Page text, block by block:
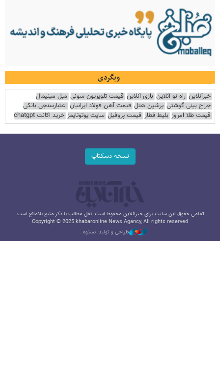
وبگردی
خبرآنلاین راه نو آنلاین بازی آنلاین قیمت تلویزیون سونی مبل مینیمال
جراح بینی گوشتی پرشین هتل قیمت آهن فولاد ایرانیان اعتبارسنجی بانکی
قیمت طلا امروز بلیط قطار قیمت پروفیل سایت یوتوتایمز خرید اکانت chatgpt
نسخه دسکتاپ
تمامی حقوق این سایت برای خبرآنلاین محفوظ است. نقل مطالب با ذکر منبع بلامانع است.
Copyright © 2025 khabaronline News Agancy, All rights reserved
طراحی و تولید: نستوه